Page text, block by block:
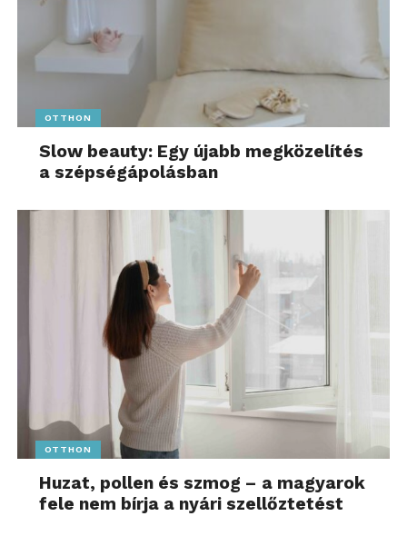
OTTHON
Slow beauty: Egy újabb megközelítés
a szépségápolásban
OTTHON
Huzat, pollen és szmog – a magyarok
fele nem bírja a nyári szellőztetést